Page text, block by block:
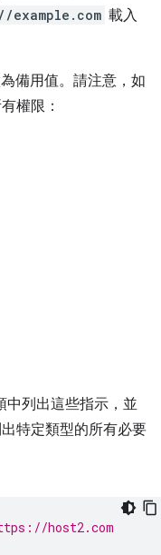
載入
備用值。請注意，如
權限：
中列出這些指示，並
特定類型的所有必要
host2.com